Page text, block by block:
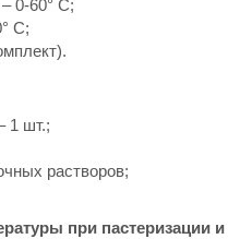
0-60° C;
C;
1 шт.;
растворов;
при пастеризации